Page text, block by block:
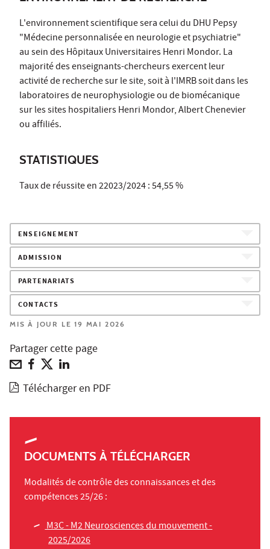
L'environnement scientifique sera celui du DHU Pepsy
"Médecine personnalisée en neurologie et psychiatrie"
au sein des Hôpitaux Universitaires Henri Mondor. La
majorité des enseignants-chercheurs exercent leur
activité de recherche sur le site, soit à l'IMRB soit dans les
laboratoires de neurophysiologie ou de biomécanique
sur les sites hospitaliers Henri Mondor, Albert Chenevier
ou affiliés.
STATISTIQUES
Taux de réussite en 22023/2024 : 54,55 %
ENSEIGNEMENT
ADMISSION
PARTENARIATS
CONTACTS
MIS À JOUR LE 19 MAI 2026
Partager cette page
Télécharger en PDF
DOCUMENTS À TÉLÉCHARGER
Modalités de contrôle des connaissances et des
compétences 25/26 :
M3C - M2 Neurosciences du mouvement -
2025/2026